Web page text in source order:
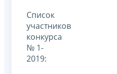
Список
участников
конкурса
№ 1-
2019: